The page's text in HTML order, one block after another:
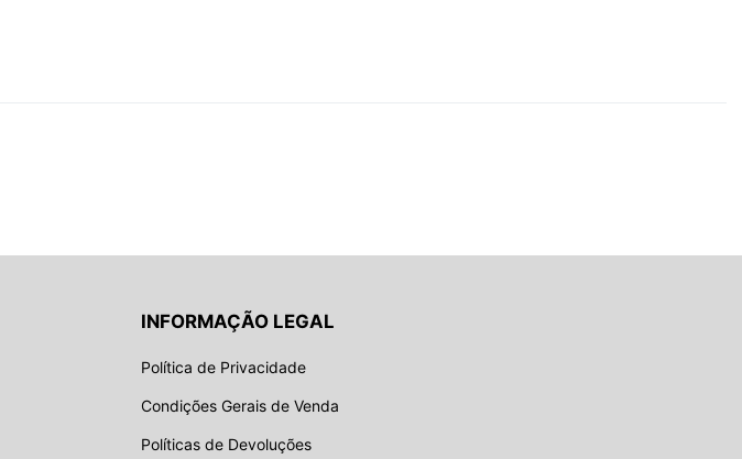
INFORMAÇÃO LEGAL
Política de Privacidade
Condições Gerais de Venda
Políticas de Devoluções